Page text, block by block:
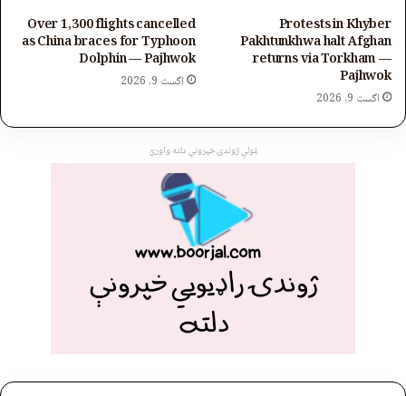
Protests in Khyber
Pakhtunkhwa halt Afghan
returns via Torkham —
Pajhwok
اگست 9, 2026
Over 1,300 flights cancelled
as China braces for Typhoon
Dolphin — Pajhwok
اگست 9, 2026
ټولې ژوندۍ خپرونې دلته واورئ